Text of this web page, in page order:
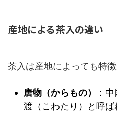
産地による茶入の違い
茶入は産地によっても特徴
唐物（からもの）
：
渡（こわたり）と呼